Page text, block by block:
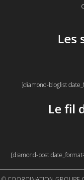
Les
[diamond-bloglist
Le fil
[diamond-post